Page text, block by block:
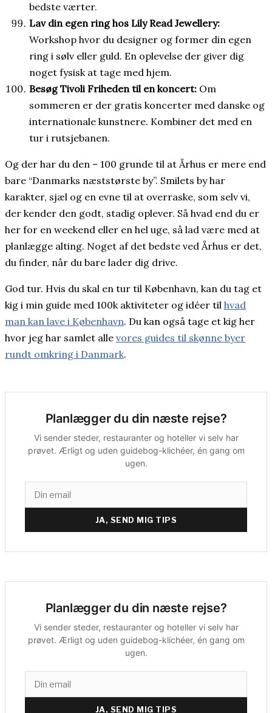
bedste værter.
Lav din egen ring hos Lily Read Jewellery:
Workshop hvor du designer og former din egen
ring i sølv eller guld. En oplevelse der giver dig
noget fysisk at tage med hjem.
Besøg Tivoli Friheden til en koncert: Om
sommeren er der gratis koncerter med danske og
internationale kunstnere. Kombiner det med en
tur i rutsjebanen.
Og der har du den – 100 grunde til at Århus er mere end
bare “Danmarks næststørste by”. Smilets by har
karakter, sjæl og en evne til at overraske, som selv vi,
der kender den godt, stadig oplever. Så hvad end du er
her for en weekend eller en hel uge, så lad være med at
planlægge alting. Noget af det bedste ved Århus er det,
du finder, når du bare lader dig drive.
God tur. Hvis du skal en tur til København, kan du tag et
kig i min guide med 100k aktiviteter og idéer til hvad
man kan lave i København. Du kan også tage et kig her
hvor jeg har samlet alle vores guides til skønne byer
rundt omkring i Danmark.
Planlægger du din næste rejse?
Vi sender steder, restauranter og hoteller vi selv har
prøvet. Ærligt og uden guidebog-klichéer, én gang om
ugen.
JA, SEND MIG TIPS
Planlægger du din næste rejse?
Vi sender steder, restauranter og hoteller vi selv har
prøvet. Ærligt og uden guidebog-klichéer, én gang om
ugen.
JA, SEND MIG TIPS